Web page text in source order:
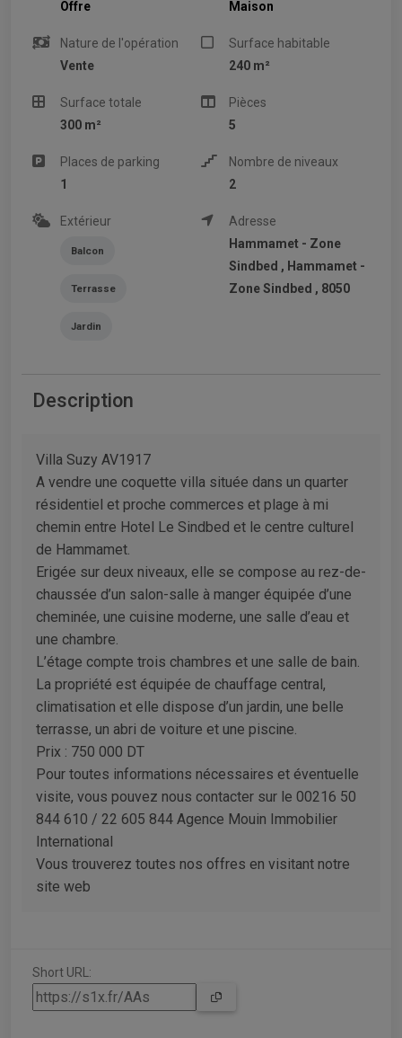
Offre
Maison
Nature de l'opération
Vente
Surface habitable
240 m²
Surface totale
300 m²
Pièces
5
Places de parking
1
Nombre de niveaux
2
Extérieur
Balcon
Terrasse
Jardin
Adresse
Hammamet - Zone
Sindbed , Hammamet -
Zone Sindbed , 8050
Description
Villa Suzy AV1917
A vendre une coquette villa située dans un quarter
résidentiel et proche commerces et plage à mi
chemin entre Hotel Le Sindbed et le centre culturel
de Hammamet.
Erigée sur deux niveaux, elle se compose au rez-de-
chaussée d’un salon-salle à manger équipée d’une
cheminée, une cuisine moderne, une salle d’eau et
une chambre.
L’étage compte trois chambres et une salle de bain.
La propriété est équipée de chauffage central,
climatisation et elle dispose d’un jardin, une belle
terrasse, un abri de voiture et une piscine.
Prix : 750 000 DT
Pour toutes informations nécessaires et éventuelle
visite, vous pouvez nous contacter sur le 00216 50
844 610 / 22 605 844 Agence Mouin Immobilier
International
Vous trouverez toutes nos offres en visitant notre
site web
Short URL: